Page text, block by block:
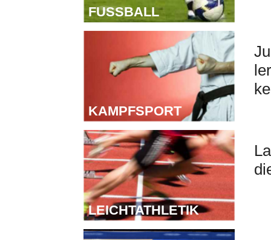
FUSSBALL
KAMPFSPORT
LEICHTATHLETIK